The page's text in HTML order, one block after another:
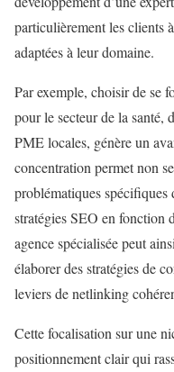
particulièrement les clients
adaptées à leur domaine.
Par exemple, choisir de se
pour le secteur de la santé,
PME locales, génère un
concentration permet non
problématiques spécifiques
stratégies SEO en fonction
agence spécialisée peut
élaborer des stratégies de
leviers de netlinking
Cette focalisation sur une
positionnement clair qui